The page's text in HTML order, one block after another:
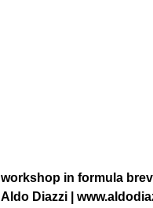
workshop in formula
Aldo Diazzi |